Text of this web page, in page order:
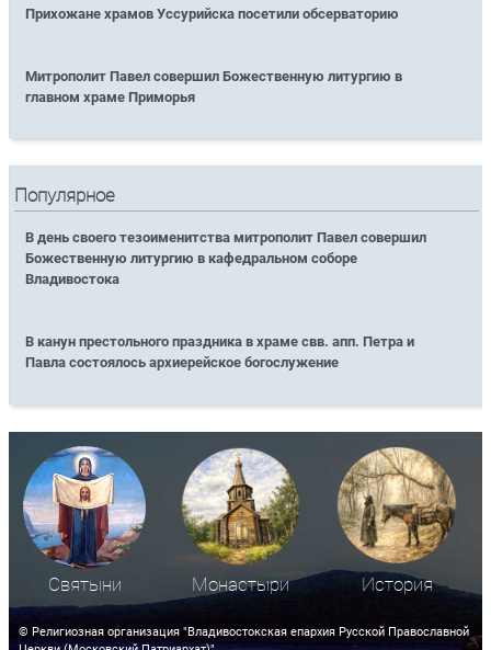
Прихожане храмов Уссурийска посетили обсерваторию
Митрополит Павел совершил Божественную литургию в
главном храме Приморья
Популярное
В день своего тезоименитства митрополит Павел совершил
Божественную литургию в кафедральном соборе
Владивостока
В канун престольного праздника в храме свв. апп. Петра и
Павла состоялось архиерейское богослужение
Святыни Монастыри История
© Религиозная организация "Владивостокская епархия Русской Православной